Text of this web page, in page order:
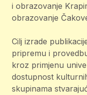
i obrazovanje
obrazovanje
Cilj izrade
pripremu i
kroz primjenu
dostupnost
skupinama